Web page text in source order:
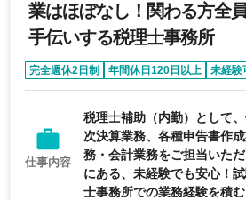
業はほぼなし！関わる方全
手伝いする税理士事務所
完全週休2日制 年間休日120日以上 未経験
急募求人
仕事内容
税理士補助（内勤）として
次決算業務、各種申告書作
務・会計業務をご担当いた
にある、未経験でも安心！
士事務所での業務経験を積